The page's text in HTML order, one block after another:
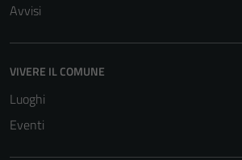
Avvisi
VIVERE IL COMUNE
Luoghi
Eventi